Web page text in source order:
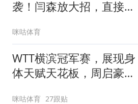
袭！闫森放大招，直接开
咪咕体育
WTT横滨冠军赛，展现身
体天赋天花板，周启豪侧
咪咕体育 27跟贴